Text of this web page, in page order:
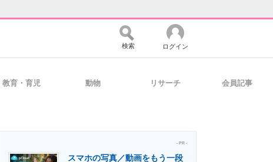
コミュニティ マーケ×ITの今がよく分かる
検索 ログイン
教育・育児 動物 リサーチ 会員記事
- PR -
スマホの写真／動画をもう一段